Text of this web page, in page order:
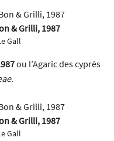
& Grilli, 1987
Gall
ou l’Agaric des cyprès
.
& Grilli, 1987
Gall